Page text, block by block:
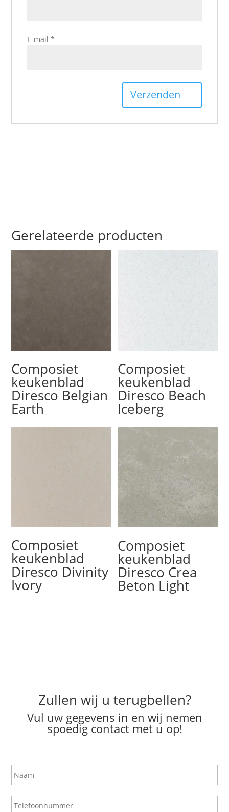
E-mail*
Gerelateerde producten
Composiet
keukenblad
Diresco Belgian
Earth
Composiet
keukenblad
Diresco Beach
Iceberg
Composiet
keukenblad
Diresco Divinity
Ivory
Composiet
keukenblad
Diresco Crea
Beton Light
Zullen wij u terugbellen?
Vul uw gegevens in en wij nemen
spoedig contact met u op!
N
a
T
e